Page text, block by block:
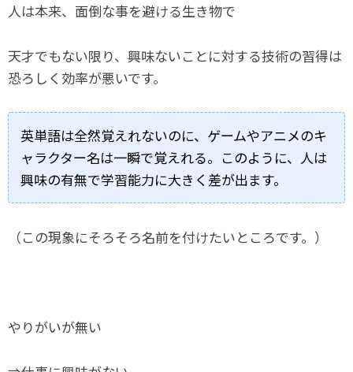
人は本来、面倒な事を避ける生き物で
天才でもない限り、興味ないことに対する技術の習得は
恐ろしく効率が悪いです。
英単語は全然覚えれないのに、ゲームやアニメのキ
ャラクター名は一瞬で覚えれる。このように、人は
興味の有無で学習能力に大きく差が出ます。
（この現象にそろそろ名前を付けたいところです。）
やりがいが無い